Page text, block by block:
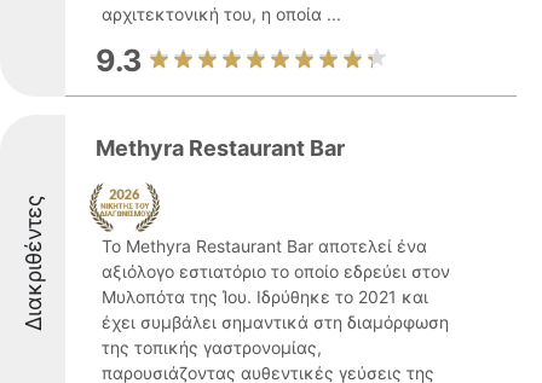
αρχιτεκτονική του, η οποία ...
9.3
Διακριθέντες
Methyra Restaurant Bar
Το Methyra Restaurant Bar αποτελεί ένα
αξιόλογο εστιατόριο το οποίο εδρεύει στον
Μυλοπότα της Ίου. Ιδρύθηκε το 2021 και
έχει συμβάλει σημαντικά στη διαμόρφωση
της τοπικής γαστρονομίας,
παρουσιάζοντας αυθεντικές γεύσεις της